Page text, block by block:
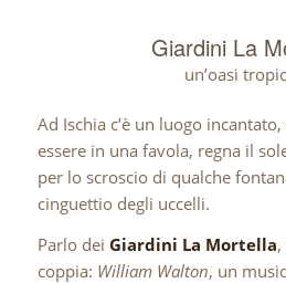
Giardini La
un’oasi
Ad Ischia c’è un luogo
essere in una favola, regna il
per lo scroscio di qualche
cinguettio degli uccelli.
Parlo dei Giardini La Mortella
coppia: William Walton, un